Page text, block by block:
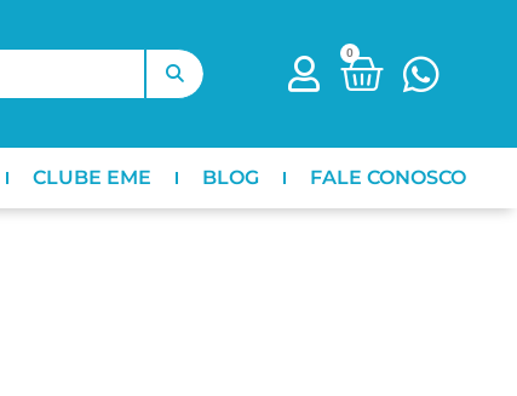
0
CLUBE EME BLOG FALE CONOSCO